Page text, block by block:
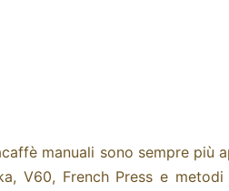
manuali sono sempre più
V60, French Press e